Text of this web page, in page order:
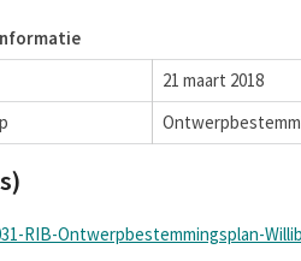
21 maart 2018
RIB-Ontwerpbestemmingsplan-